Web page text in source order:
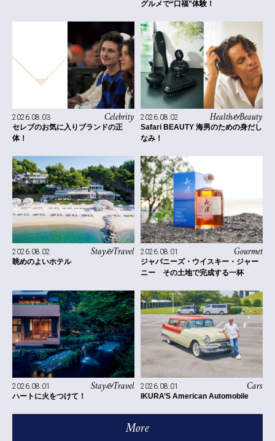
グルメで“口福”体験！
Celebrity
2026.08.03
セレブのお気に入りブランドの正
体！
Health&Beauty
2026.08.02
Safari BEAUTY 海男のための身だし
なみ！
Stay&Travel
2026.08.02
眺めのよいホテル
Gourmet
2026.08.01
ジャパニーズ・ウイスキー・ジャー
ニー その土地で完成する一杯
Stay&Travel
2026.08.01
ハートに火をつけて！
Cars
2026.08.01
IKURA’S American Automobile
More